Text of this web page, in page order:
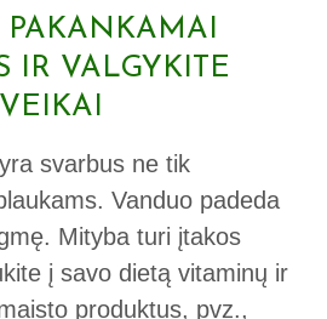
PAKANKAMAI
IR VALGYKITE
svarbus ne tik
Vanduo padeda
Mityba turi įtakos
į savo dietą vitaminų ir
produktus, pvz.,